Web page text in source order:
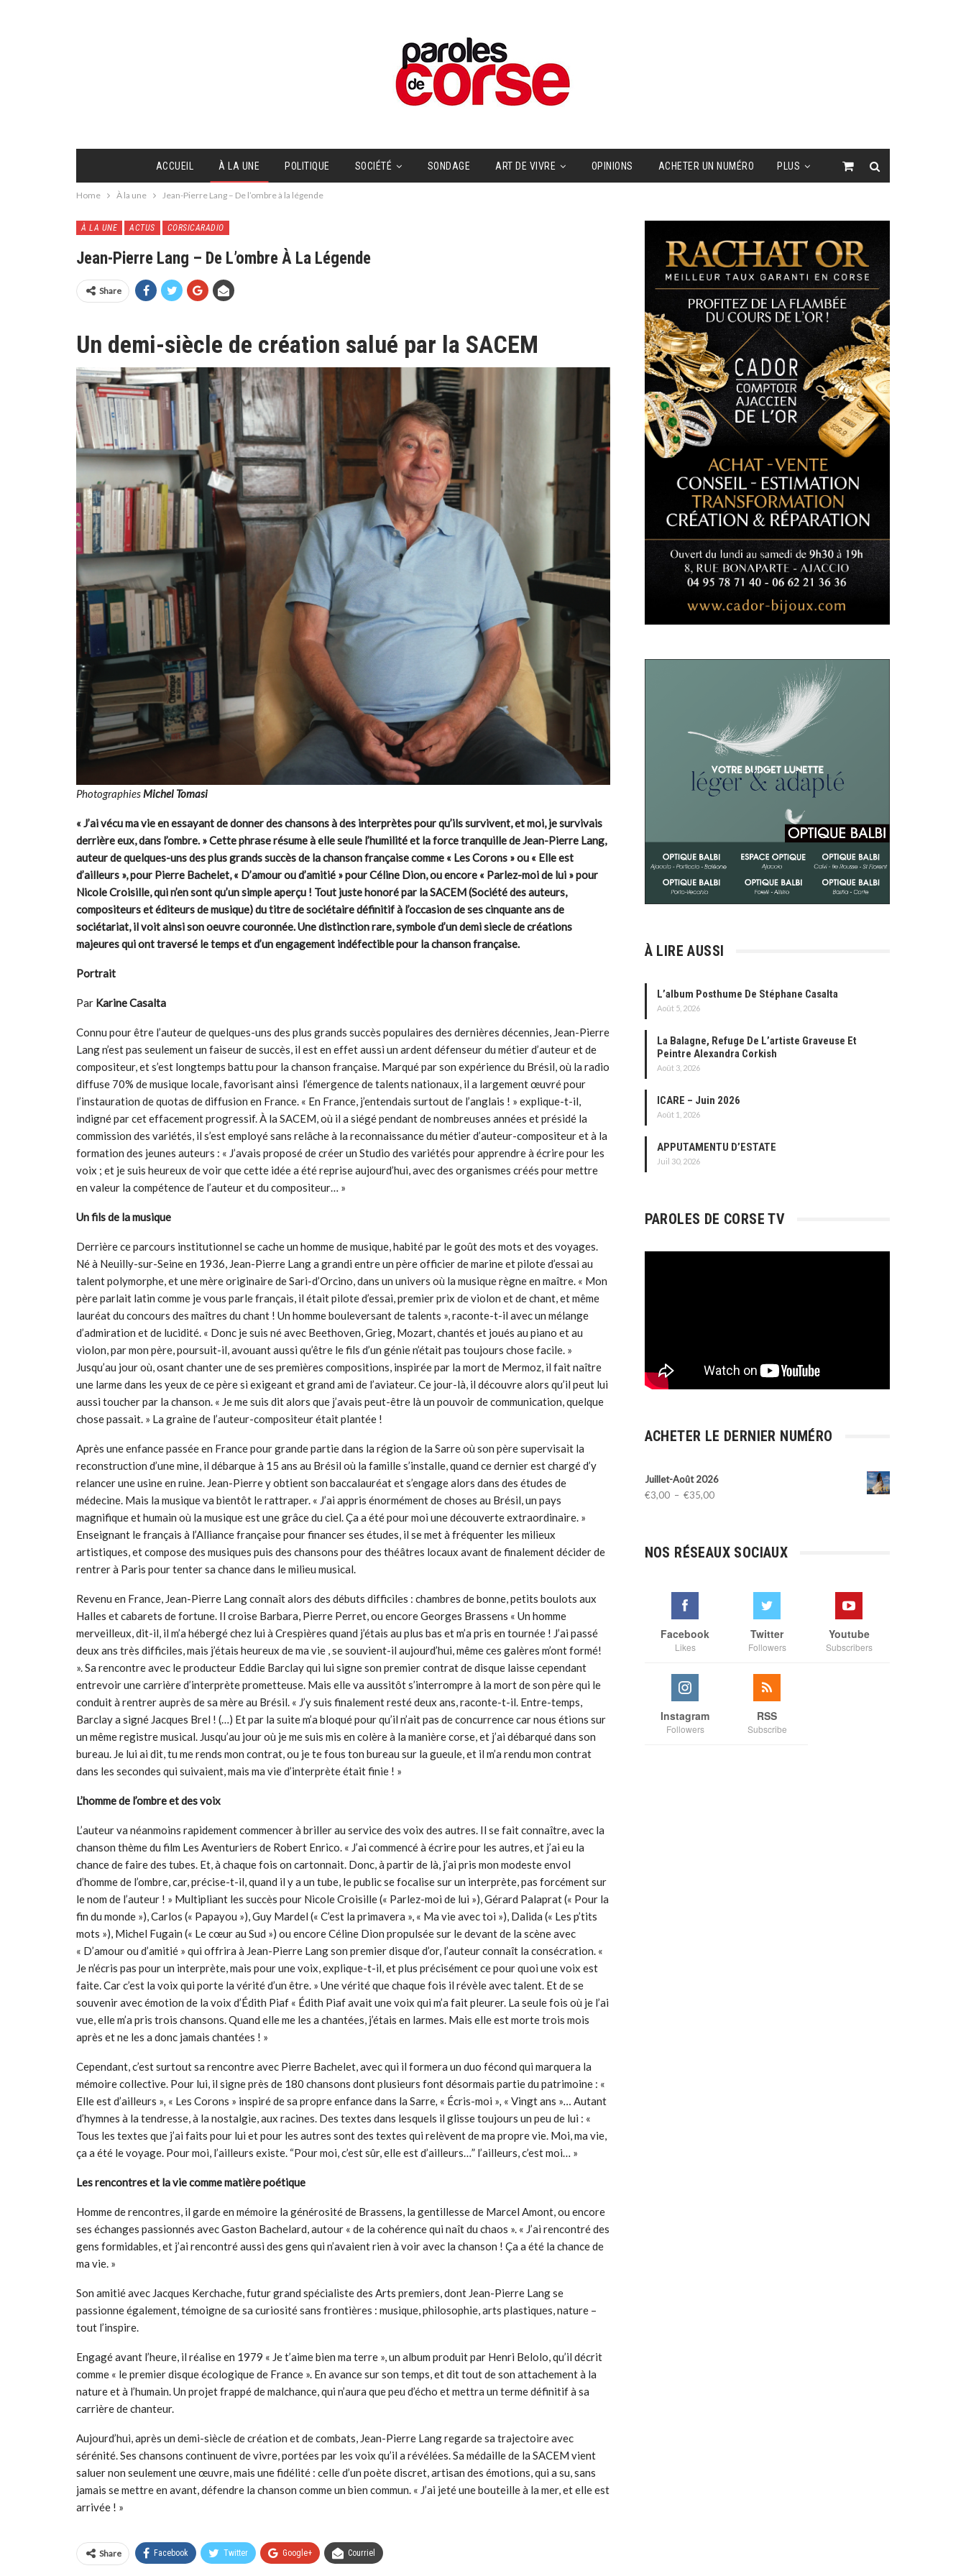
ACCUEIL À LA UNE POLITIQUE SOCIÉTÉ SONDAGE ART DE VIVRE OPINIONS ACHETER UN NUMÉRO PLUS
Home À la une Jean-Pierre Lang – De l’ombre à la légende
À LA UNE ACTUS CORSICARADIO
Jean-Pierre Lang – De L’ombre À La Légende
Share
Un demi-siècle de création salué par la SACEM
PhotographiesMichel Tomasi
« J’ai vécu ma vie en essayant de donner des chansons à des interprètes pour qu’ils survivent, et moi, je survivais
derrière eux, dans l’ombre. »Cette phrase résume à elle seule l’humilité et la force tranquille de Jean-Pierre Lang,
auteur de quelques-uns des plus grands succès de la chanson française comme « Les Corons » ou « Elle est
d’ailleurs », pour Pierre Bachelet, « D’amour ou d’amitié » pour Céline Dion, ou encore « Parlez-moi de lui » pour
Nicole Croisille, qui n’en sont qu’un simple aperçu ! Tout juste honoré par la SACEM (Société des auteurs,
compositeurs et éditeurs de musique) du titre de sociétaire définitif à l’occasion de ses cinquante ans de
sociétariat, il voit ainsi son oeuvre couronnée. Une distinction rare, symbole d’un demi siecle de créations
majeures qui ont traversé le temps et d’un engagement indéfectible pour la chanson française.
Portrait
Par Karine Casalta
Connu pour être l’auteur de quelques-uns des plus grands succès populaires des dernières décennies, Jean-Pierre
Lang n’est pas seulement un faiseur de succès, il est en effet aussi un ardent défenseur du métier d’auteur et de
compositeur, et s’est longtemps battu pour la chanson française. Marqué par son expérience du Brésil, où la radio
diffuse 70% de musique locale, favorisant ainsi l’émergence de talents nationaux, il a largement œuvré pour
l’instauration de quotas de diffusion en France. « En France, j’entendais surtout de l’anglais ! » explique-t-il,
indigné par cet effacement progressif. À la SACEM, où il a siégé pendant de nombreuses années et présidé la
commission des variétés, il s’est employé sans relâche à la reconnaissance du métier d’auteur-compositeur et à la
formation des jeunes auteurs : « J’avais proposé de créer un Studio des variétés pour apprendre à écrire pour les
voix ; et je suis heureux de voir que cette idée a été reprise aujourd’hui, avec des organismes créés pour mettre
en valeur la compétence de l’auteur et du compositeur… »
Un fils de la musique
Derrière ce parcours institutionnel se cache un homme de musique, habité par le goût des mots et des voyages.
Né à Neuilly-sur-Seine en 1936, Jean-Pierre Lang a grandi entre un père officier de marine et pilote d’essai au
talent polymorphe, et une mère originaire de Sari-d’Orcino, dans un univers où la musique règne en maître. « Mon
père parlait latin comme je vous parle français, il était pilote d’essai, premier prix de violon et de chant, et même
lauréat du concours des maîtres du chant ! Un homme bouleversant de talents », raconte-t-il avec un mélange
d’admiration et de lucidité. « Donc je suis né avec Beethoven, Grieg, Mozart, chantés et joués au piano et au
violon, par mon père, poursuit-il, avouant aussi qu’être le fils d’un génie n’était pas toujours chose facile. »
Jusqu’au jour où, osant chanter une de ses premières compositions, inspirée par la mort de Mermoz, il fait naître
une larme dans les yeux de ce père si exigeant et grand ami de l’aviateur. Ce jour-là, il découvre alors qu’il peut lui
aussi toucher par la chanson. « Je me suis dit alors que j’avais peut-être là un pouvoir de communication, quelque
chose passait. » La graine de l’auteur-compositeur était plantée !
Après une enfance passée en France pour grande partie dans la région de la Sarre où son père supervisait la
reconstruction d’une mine, il débarque à 15 ans au Brésil où la famille s’installe, quand ce dernier est chargé d’y
relancer une usine en ruine. Jean-Pierre y obtient son baccalauréat et s’engage alors dans des études de
médecine. Mais la musique va bientôt le rattraper. « J’ai appris énormément de choses au Brésil, un pays
magnifique et humain où la musique est une grâce du ciel. Ça a été pour moi une découverte extraordinaire. »
Enseignant le français à l’Alliance française pour financer ses études, il se met à fréquenter les milieux
artistiques, et compose des musiques puis des chansons pour des théâtres locaux avant de finalement décider de
rentrer à Paris pour tenter sa chance dans le milieu musical.
Revenu en France, Jean-Pierre Lang connaît alors des débuts difficiles : chambres de bonne, petits boulots aux
Halles et cabarets de fortune. Il croise Barbara, Pierre Perret, ou encore Georges Brassens « Un homme
merveilleux, dit-il, il m’a hébergé chez lui à Crespières quand j’étais au plus bas et m’a pris en tournée ! J’ai passé
deux ans très difficiles, mais j’étais heureux de ma vie , se souvient-il aujourd’hui, même ces galères m’ont formé!
». Sa rencontre avec le producteur Eddie Barclay qui lui signe son premier contrat de disque laisse cependant
entrevoir une carrière d’interprète prometteuse. Mais elle va aussitôt s’interrompre à la mort de son père qui le
conduit à rentrer auprès de sa mère au Brésil. « J’y suis finalement resté deux ans, raconte-t-il. Entre-temps,
Barclay a signé Jacques Brel ! (…) Et par la suite m’a bloqué pour qu’il n’ait pas de concurrence car nous étions sur
un même registre musical. Jusqu’au jour où je me suis mis en colère à la manière corse, et j’ai débarqué dans son
bureau. Je lui ai dit, tu me rends mon contrat, ou je te fous ton bureau sur la gueule, et il m’a rendu mon contrat
dans les secondes qui suivaient, mais ma vie d’interprète était finie ! »
L’homme de l’ombre et des voix
L’auteur va néanmoins rapidement commencer à briller au service des voix des autres. Il se fait connaître, avec la
chanson thème du film Les Aventuriers de Robert Enrico. « J’ai commencé à écrire pour les autres, et j’ai eu la
chance de faire des tubes. Et, à chaque fois on cartonnait. Donc, à partir de là, j’ai pris mon modeste envol
d’homme de l’ombre, car, précise-t-il, quand il y a un tube, le public se focalise sur un interprète, pas forcément sur
le nom de l’auteur ! » Multipliant les succès pour Nicole Croisille (« Parlez-moi de lui »), Gérard Palaprat (« Pour la
fin du monde »), Carlos (« Papayou »), Guy Mardel (« C’est la primavera », « Ma vie avec toi »), Dalida (« Les p’tits
mots »), Michel Fugain (« Le cœur au Sud ») ou encore Céline Dion propulsée sur le devant de la scène avec
« D’amour ou d’amitié » qui offrira à Jean-Pierre Lang son premier disque d’or, l’auteur connaît la consécration. «
Je n’écris pas pour un interprète, mais pour une voix, explique-t-il, et plus précisément ce pour quoi une voix est
faite. Car c’est la voix qui porte la vérité d’un être. » Une vérité que chaque fois il révèle avec talent. Et de se
souvenir avec émotion de la voix d’Édith Piaf « Édith Piaf avait une voix qui m’a fait pleurer. La seule fois où je l’ai
vue, elle m’a pris trois chansons. Quand elle me les a chantées, j’étais en larmes. Mais elle est morte trois mois
après et ne les a donc jamais chantées ! »
Cependant, c’est surtout sa rencontre avec Pierre Bachelet, avec qui il formera un duo fécond qui marquera la
mémoire collective. Pour lui, il signe près de 180 chansons dont plusieurs font désormais partie du patrimoine : «
Elle est d’ailleurs », « Les Corons » inspiré de sa propre enfance dans la Sarre, « Écris-moi », « Vingt ans »… Autant
d’hymnes à la tendresse, à la nostalgie, aux racines. Des textes dans lesquels il glisse toujours un peu de lui : «
Tous les textes que j’ai faits pour lui et pour les autres sont des textes qui relèvent de ma propre vie. Moi, ma vie,
ça a été le voyage. Pour moi, l’ailleurs existe. “Pour moi, c’est sûr, elle est d’ailleurs…” l’ailleurs, c’est moi… »
Les rencontres et la vie comme matière poétique
Homme de rencontres, il garde en mémoire la générosité de Brassens, la gentillesse de Marcel Amont, ou encore
ses échanges passionnés avec Gaston Bachelard, autour « de la cohérence qui naît du chaos ». « J’ai rencontré des
gens formidables, et j’ai rencontré aussi des gens qui n’avaient rien à voir avec la chanson ! Ça a été la chance de
ma vie. »
Son amitié avec Jacques Kerchache, futur grand spécialiste des Arts premiers, dont Jean-Pierre Lang se
passionne également, témoigne de sa curiosité sans frontières : musique, philosophie, arts plastiques, nature –
tout l’inspire.
Engagé avant l’heure, il réalise en 1979 « Je t’aime bien ma terre », un album produit par Henri Belolo, qu’il décrit
comme « le premier disque écologique de France ». En avance sur son temps, et dit tout de son attachement à la
nature et à l’humain. Un projet frappé de malchance, qui n’aura que peu d’écho et mettra un terme définitif à sa
carrière de chanteur.
Aujourd’hui, après un demi-siècle de création et de combats, Jean-Pierre Lang regarde sa trajectoire avec
sérénité. Ses chansons continuent de vivre, portées par les voix qu’il a révélées. Sa médaille de la SACEM vient
saluer non seulement une œuvre, mais une fidélité : celle d’un poète discret, artisan des émotions, qui a su, sans
jamais se mettre en avant, défendre la chanson comme un bien commun. « J’ai jeté une bouteille à la mer, et elle est
arrivée ! »
Share Facebook Twitter Google+ Courriel
À LIRE AUSSI
L’album Posthume De Stéphane Casalta
Août 5, 2026
La Balagne, Refuge De L’artiste Graveuse Et
Peintre Alexandra Corkish
Août 3, 2026
ICARE – Juin 2026
Août 1, 2026
APPUTAMENTU D’ESTATE
Juil 30, 2026
PAROLES DE CORSE TV
ACHETER LE DERNIER NUMÉRO
Juillet-Août 2026
€3,00 – €35,00Plage
à
NOS RÉSEAUX SOCIAUX
Facebook
Likes
Twitter
Followers
Youtube
Subscribers
Instagram
Followers
RSS
Subscribe